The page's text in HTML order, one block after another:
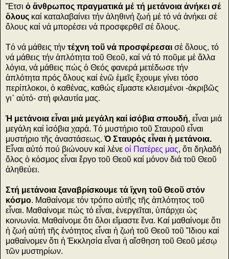
Ἔτσι ὁ ἄνθρωπος πραγματικά μέ τή μετάνοια ἀνήκει σέ
ὅλους καί καταλαβαίνει τήν ἀληθινή ζωή μέ τό νά ἀνήκει σέ
ὅλους καί νά μπορέσει νά προσφερθεῖ σέ ὅλους.
Τό νά μάθεις τήν τέχνη τοῦ νά προσφέρεσαι σέ ὅλους, τό
νά μάθεις τήν ἁπλότητα τοῦ Θεοῦ, καί νά τό ποῦμε μέ ἄλλα
λόγια, νά μάθεις πώς ὁ Θεός φανερά μετέδωσε τήν
ἁπλότητα πρός ὅλους καί ἐνῶ ἐμεῖς ἔχουμε γίνει τόσο
περίπλοκοι, ὁ καθένας, καθώς εἴμαστε κλεισμένοι -ἀκριβῶς
γι᾿ αὐτό- στή φιλαυτία μας.
Ἡ μετάνοια εἶναι μιά μεγάλη καί ἰσόβια σπουδή, εἶναι μιά
μεγάλη καί ἰσόβια χαρά. Τό μυστήριο τοῦ Σταυροῦ εἶναι
μυστήριο τῆς ἀναστάσεως. Ὁ Σταυρός εἶναι ἡ μετάνοια.
Εἶναι αὐτό πού βιώνουν καί λένε οἱ Πατέρες μας, ὅτι δηλαδή
ὅλος ὁ κόσμος εἶναι ἔργο τοῦ Θεοῦ καί μόνον διά τοῦ Θεοῦ
ἀληθεύει.
Στή μετάνοια ξαναβρίσκουμε τά ἴχνη τοῦ Θεοῦ στόν
κόσμο. Μαθαίνομε τόν τρόπο αὐτῆς τῆς ἁπλότητος τοῦ
εἶναι. Μαθαίνομε πώς τό εἶναι, ἐνεργεῖται, ὑπάρχει ὡς
κοινωνία. Μαθαίνομε ὅτι ὅλοι εἴμαστε ἕνα. Καί μαθαίνομε ὅτι
ἡ ζωή αὐτή τῆς ἑνότητος εἶναι ἡ ζωή τοῦ Θεοῦ τοῦ Ἴδιου καί
μαθαίνομεν ὅτι ἡ Ἐκκλησία εἶναι ἡ αἴσθηση τοῦ Θεοῦ μέσῳ
τῶν μυστηρίων.